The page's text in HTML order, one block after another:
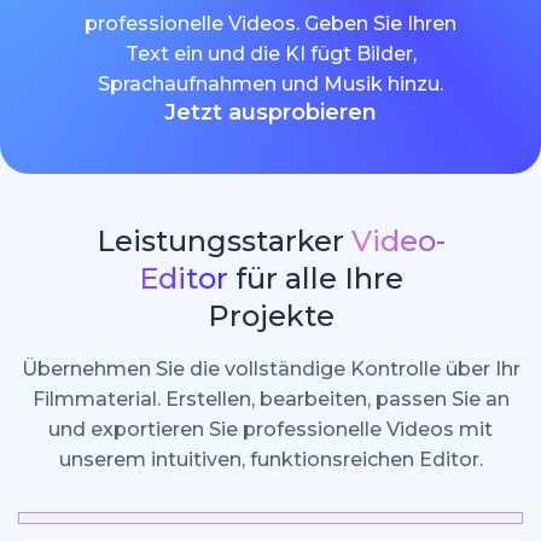
professionelle Videos. Geben Sie Ihren
Text ein und die KI fügt Bilder,
Sprachaufnahmen und Musik hinzu.
Jetzt ausprobieren
Leistungsstarker Video-
Editor für alle Ihre
Projekte
Übernehmen Sie die vollständige Kontrolle über Ihr
Filmmaterial. Erstellen, bearbeiten, passen Sie an
und exportieren Sie professionelle Videos mit
unserem intuitiven, funktionsreichen Editor.